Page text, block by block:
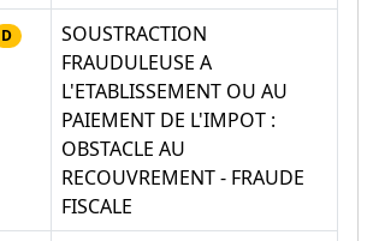
D
SOUSTRACTION
FRAUDULEUSE A
L'ETABLISSEMENT OU AU
PAIEMENT DE L'IMPOT :
OBSTACLE AU
RECOUVREMENT - FRAUDE
FISCALE